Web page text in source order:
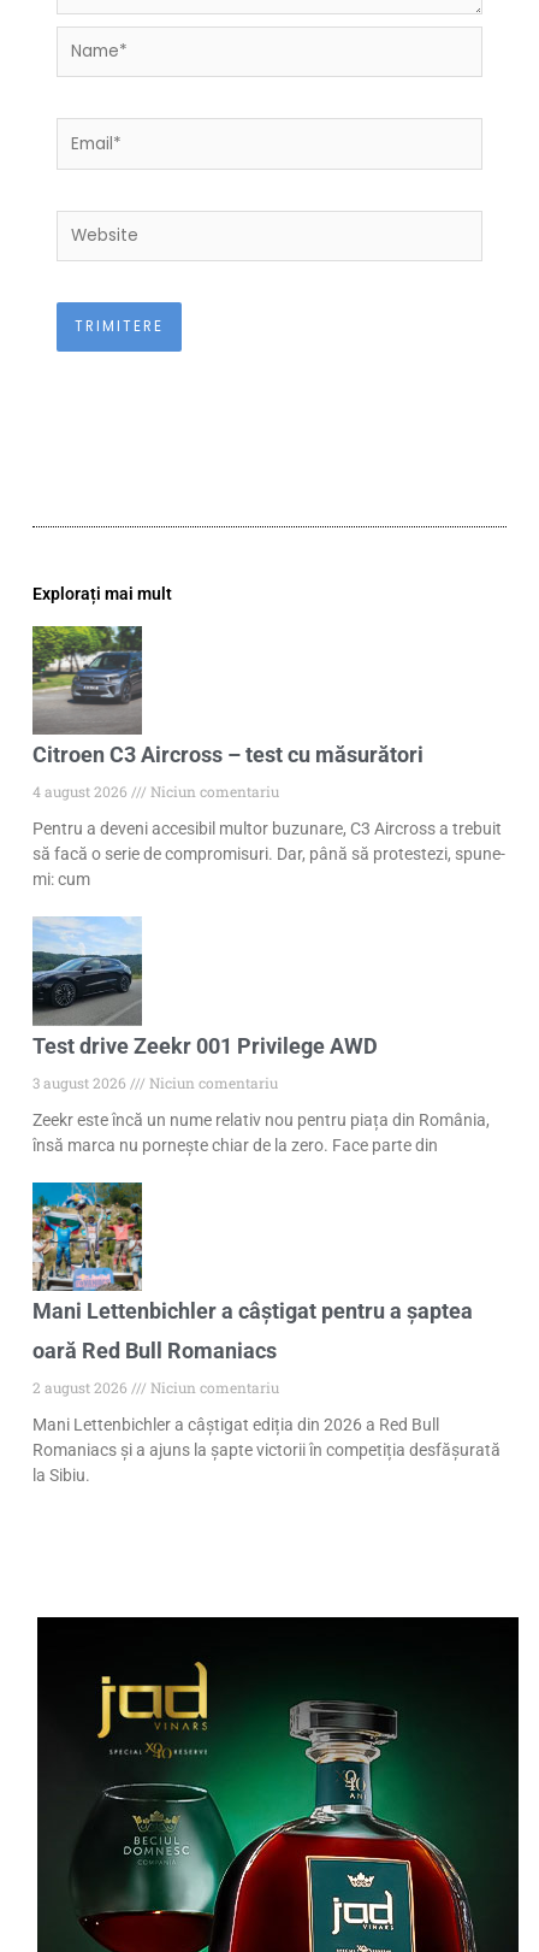
Name*
Email*
Website
Explorați mai mult
Citroen C3 Aircross – test cu măsurători
4 august 2026
Niciun comentariu
Pentru a deveni accesibil multor buzunare, C3 Aircross a trebuit
să facă o serie de compromisuri. Dar, până să protestezi, spune-
mi: cum
Test drive Zeekr 001 Privilege AWD
3 august 2026
Niciun comentariu
Zeekr este încă un nume relativ nou pentru piața din România,
însă marca nu pornește chiar de la zero. Face parte din
Mani Lettenbichler a câștigat pentru a șaptea
oară Red Bull Romaniacs
2 august 2026
Niciun comentariu
Mani Lettenbichler a câștigat ediția din 2026 a Red Bull
Romaniacs și a ajuns la șapte victorii în competiția desfășurată
la Sibiu.